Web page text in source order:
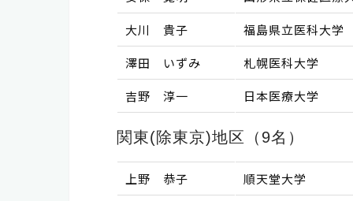
大川 貴子
福島県立医科大学
澤田 いずみ
札幌医科大学
吉野 淳一
日本医療大学
関東(除東京)地区（9名）
上野 恭子
順天堂大学